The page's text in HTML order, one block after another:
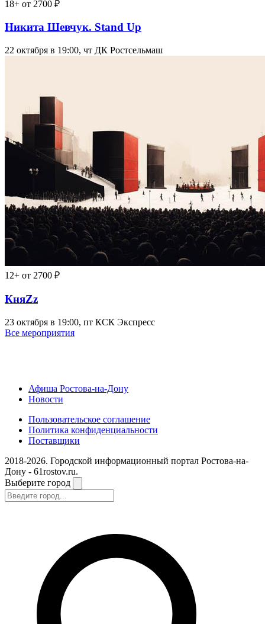
18+ от 2700 ₽
Никита Шевчук. Stand Up
22 октября в 19:00, чт ДК Ростсельмаш
12+ от 2700 ₽
КняZz
23 октября в 19:00, пт КСК Экспресс
Все мероприятия
Афиша Ростова-на-Дону
Новости
Пользовательское соглашение
Политика конфиденциальности
Поставщики
2018-2026. Городской информационный портал Ростова-на-
Дону - 61rostov.ru.
Выберите город